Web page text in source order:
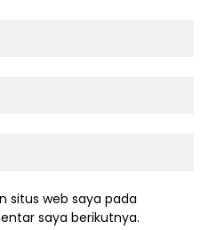
situs web saya pada
saya berikutnya.